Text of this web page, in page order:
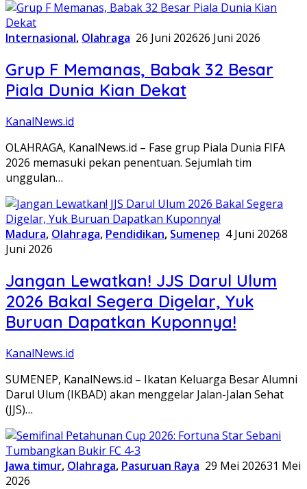
Internasional, Olahraga 26 Juni 202626 Juni 2026
Grup F Memanas, Babak 32 Besar
Piala Dunia Kian Dekat
KanalNews.id
OLAHRAGA, KanalNews.id – Fase grup Piala Dunia FIFA
2026 memasuki pekan penentuan. Sejumlah tim
unggulan…
Madura, Olahraga, Pendidikan, Sumenep 4 Juni 20268
Juni 2026
Jangan Lewatkan! JJS Darul Ulum
2026 Bakal Segera Digelar, Yuk
Buruan Dapatkan Kuponnya!
KanalNews.id
SUMENEP, KanalNews.id – Ikatan Keluarga Besar Alumni
Darul Ulum (IKBAD) akan menggelar Jalan-Jalan Sehat
(JJS)…
Jawa timur, Olahraga, Pasuruan Raya 29 Mei 202631 Mei
2026